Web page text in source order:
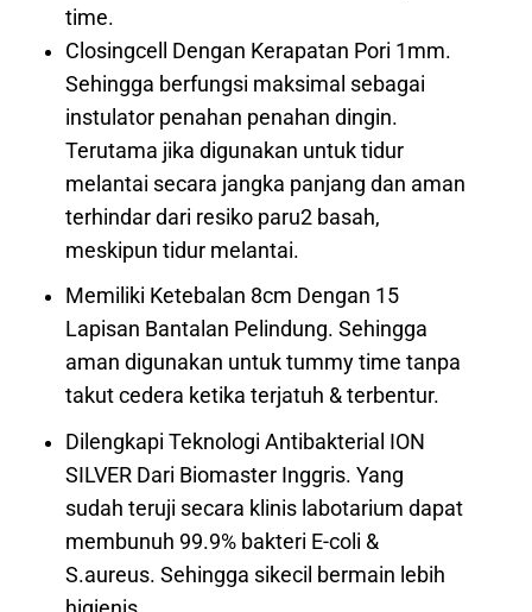
time.
Closingcell Dengan Kerapatan Pori 1mm.
Sehingga berfungsi maksimal sebagai
instulator penahan penahan dingin.
Terutama jika digunakan untuk tidur
melantai secara jangka panjang dan aman
terhindar dari resiko paru2 basah,
meskipun tidur melantai.
Memiliki Ketebalan 8cm Dengan 15
Lapisan Bantalan Pelindung. Sehingga
aman digunakan untuk tummy time tanpa
takut cedera ketika terjatuh & terbentur.
Dilengkapi Teknologi Antibakterial ION
SILVER Dari Biomaster Inggris. Yang
sudah teruji secara klinis labotarium dapat
membunuh 99.9% bakteri E-coli &
S.aureus. Sehingga sikecil bermain lebih